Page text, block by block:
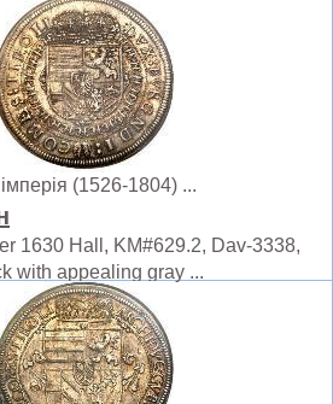
(1526-1804) ...
1630 Hall, KM#629.2, Dav-3338,
with appealing gray ...